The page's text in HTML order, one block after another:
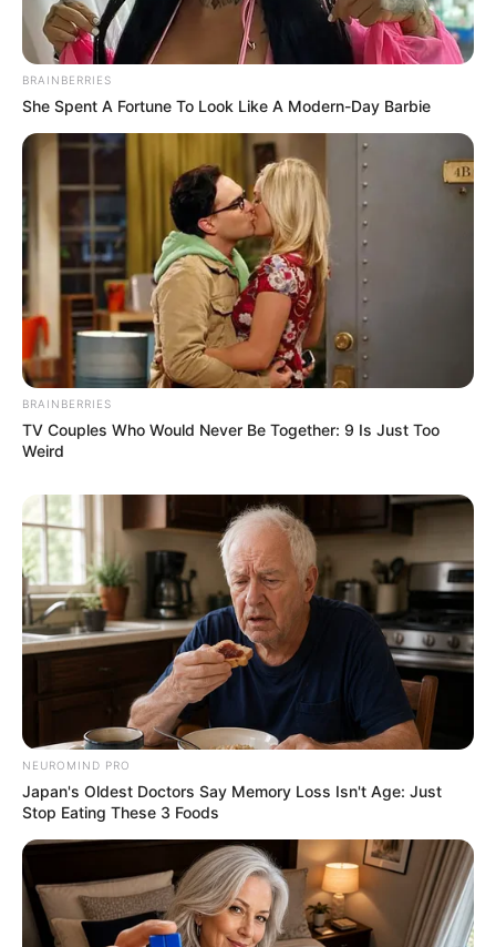
BRAINBERRIES
She Spent A Fortune To Look Like A Modern-Day Barbie
BRAINBERRIES
TV Couples Who Would Never Be Together: 9 Is Just Too
Weird
NEUROMIND PRO
Japan's Oldest Doctors Say Memory Loss Isn't Age: Just
Stop Eating These 3 Foods